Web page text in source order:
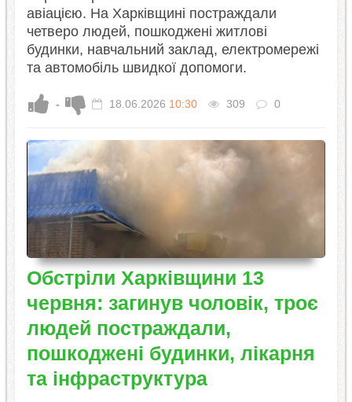
авіацією. На Харківщині постраждали
четверо людей, пошкоджені житлові
будинки, навчальний заклад, електромережі
та автомобіль швидкої допомоги.
- 18.06.2026 10:30 309 0
Обстріли Харківщини 13
червня: загинув чоловік, троє
людей постраждали,
пошкоджені будинки, лікарня
та інфраструктура